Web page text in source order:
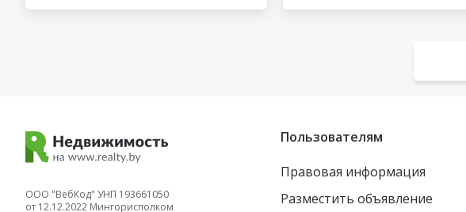
ООО "ВебКод" УНП 193661050
от 12.12.2022 Мингорисполком
Пользователям
Правовая информация
Разместить объявление